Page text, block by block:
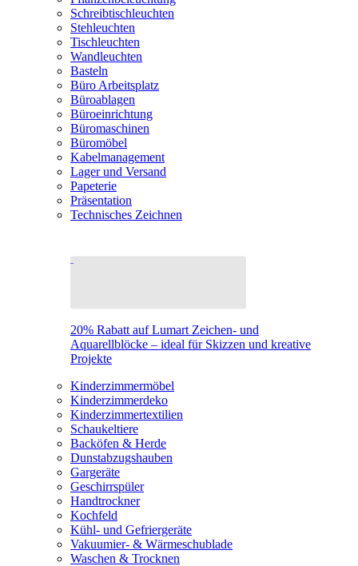
Schreibtischleuchten
Stehleuchten
Tischleuchten
Wandleuchten
Basteln
Büro Arbeitsplatz
Büroablagen
Büroeinrichtung
Büromaschinen
Büromöbel
Kabelmanagement
Lager und Versand
Papeterie
Präsentation
Technisches Zeichnen
20% Rabatt auf Lumart Zeichen- und
Aquarellblöcke – ideal für Skizzen und kreative
Projekte
Kinderzimmermöbel
Kinderzimmerdeko
Kinderzimmertextilien
Schaukeltiere
Backöfen & Herde
Dunstabzugshauben
Gargeräte
Geschirrspüler
Handtrockner
Kochfeld
Kühl- und Gefriergeräte
Vakuumier- & Wärmeschublade
Waschen & Trocknen